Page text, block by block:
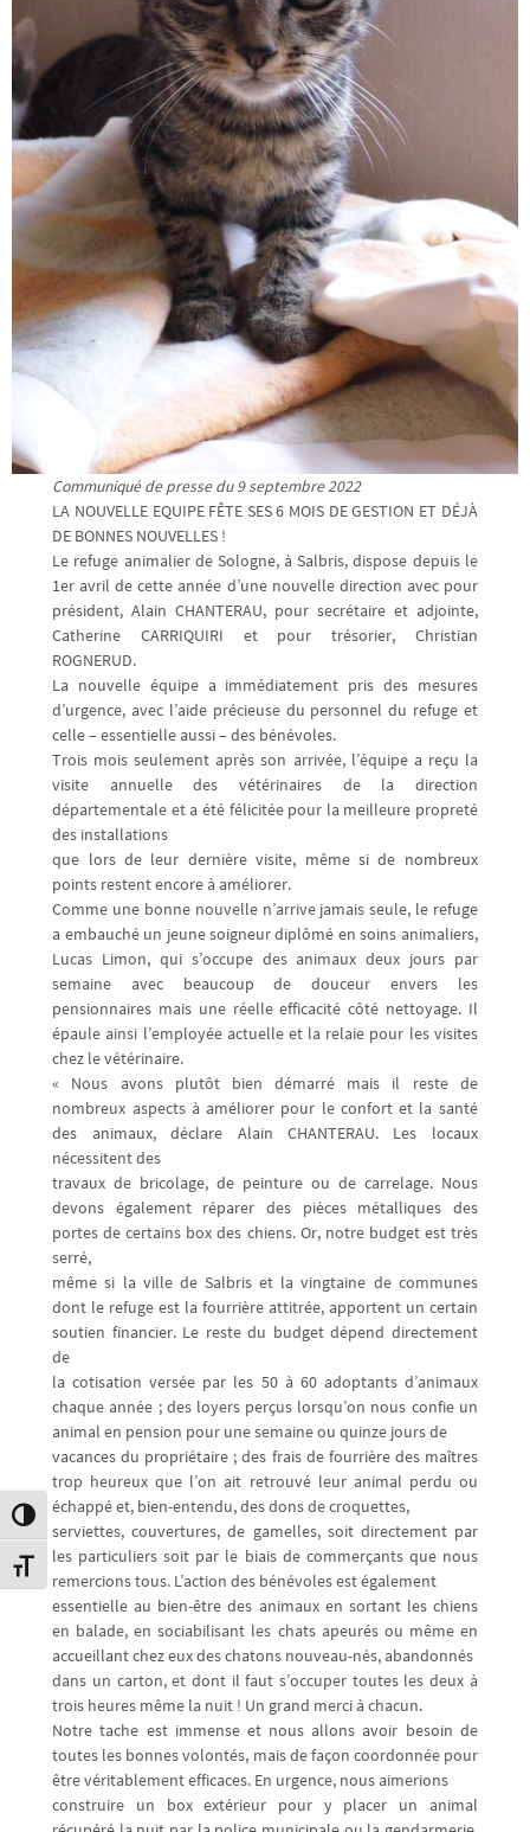
Passer en contraste élevé
Changer la taille de la police
Communiqué de presse du 9 septembre 2022
LA NOUVELLE EQUIPE FÊTE SES 6 MOIS DE GESTION ET DÉJÀ
DE BONNES NOUVELLES !
Le refuge animalier de Sologne, à Salbris, dispose depuis le
1er avril de cette année d’une nouvelle direction avec pour
président, Alain CHANTERAU, pour secrétaire et adjointe,
Catherine CARRIQUIRI et pour trésorier, Christian
ROGNERUD.
La nouvelle équipe a immédiatement pris des mesures
d’urgence, avec l’aide précieuse du personnel du refuge et
celle – essentielle aussi – des bénévoles.
Trois mois seulement après son arrivée, l’équipe a reçu la
visite annuelle des vétérinaires de la direction
départementale et a été félicitée pour la meilleure propreté
des installations
que lors de leur dernière visite, même si de nombreux
points restent encore à améliorer.
Comme une bonne nouvelle n’arrive jamais seule, le refuge
a embauché un jeune soigneur diplômé en soins animaliers,
Lucas Limon, qui s’occupe des animaux deux jours par
semaine avec beaucoup de douceur envers les
pensionnaires mais une réelle efficacité côté nettoyage. Il
épaule ainsi l’employée actuelle et la relaie pour les visites
chez le vétérinaire.
« Nous avons plutôt bien démarré mais il reste de
nombreux aspects à améliorer pour le confort et la santé
des animaux, déclare Alain CHANTERAU. Les locaux
nécessitent des
travaux de bricolage, de peinture ou de carrelage. Nous
devons également réparer des pièces métalliques des
portes de certains box des chiens. Or, notre budget est très
serré,
même si la ville de Salbris et la vingtaine de communes
dont le refuge est la fourrière attitrée, apportent un certain
soutien financier. Le reste du budget dépend directement
de
la cotisation versée par les 50 à 60 adoptants d’animaux
chaque année ; des loyers perçus lorsqu’on nous confie un
animal en pension pour une semaine ou quinze jours de
vacances du propriétaire ; des frais de fourrière des maîtres
trop heureux que l’on ait retrouvé leur animal perdu ou
échappé et, bien-entendu, des dons de croquettes,
serviettes, couvertures, de gamelles, soit directement par
les particuliers soit par le biais de commerçants que nous
remercions tous. L’action des bénévoles est également
essentielle au bien-être des animaux en sortant les chiens
en balade, en sociabilisant les chats apeurés ou même en
accueillant chez eux des chatons nouveau-nés, abandonnés
dans un carton, et dont il faut s’occuper toutes les deux à
trois heures même la nuit ! Un grand merci à chacun.
Notre tache est immense et nous allons avoir besoin de
toutes les bonnes volontés, mais de façon coordonnée pour
être véritablement efficaces. En urgence, nous aimerions
construire un box extérieur pour y placer un animal